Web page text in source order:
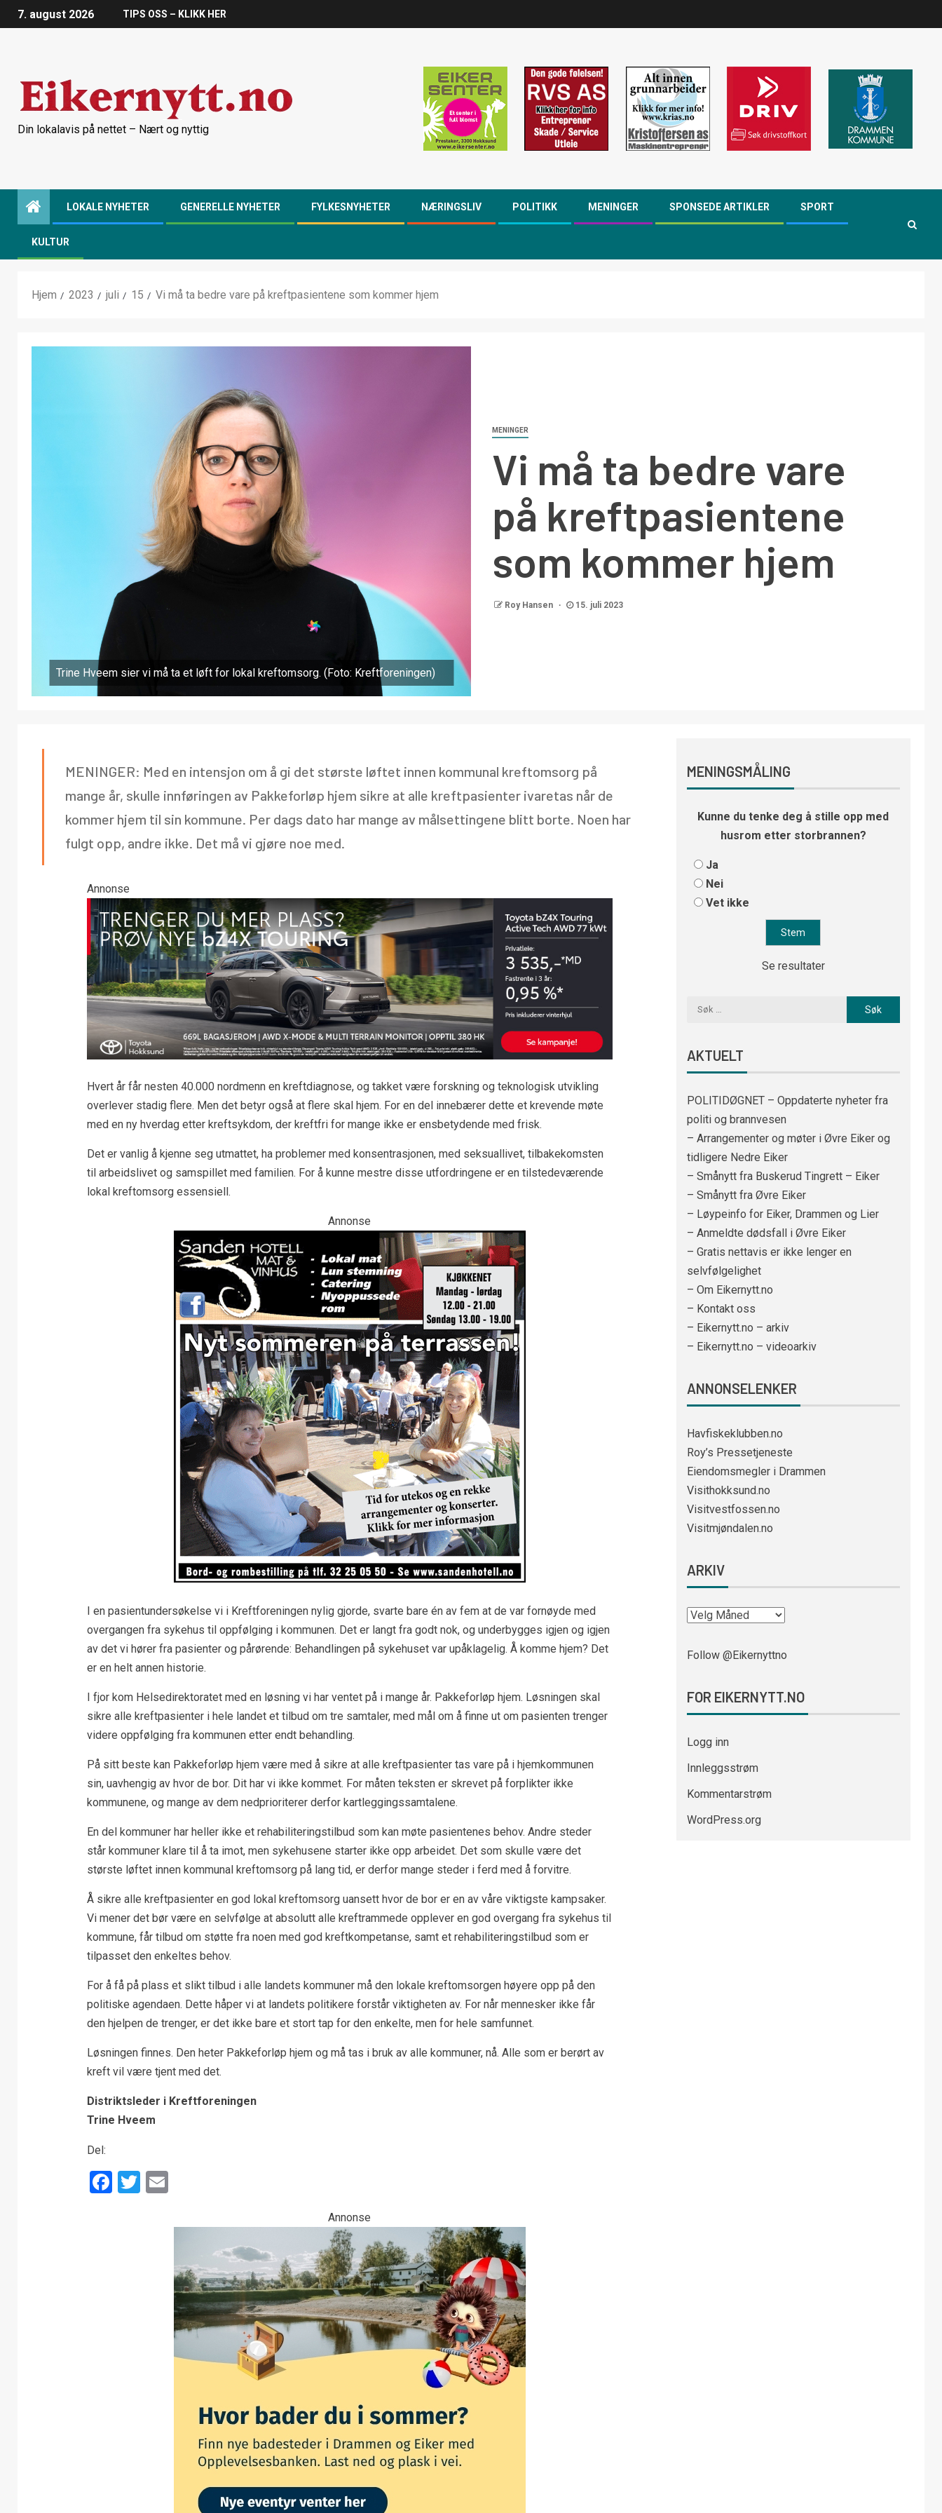
7. august 2026 TIPS OSS – KLIKK HER
Din lokalavis på nettet – Nært og nyttig
LOKALE NYHETER GENERELLE NYHETER FYLKESNYHETER NÆRINGSLIV POLITIKK MENINGER SPONSEDE ARTIKLER SPORT
KULTUR
Hjem 2023 juli 15 Vi må ta bedre vare på kreftpasientene som kommer hjem
Trine Hveem sier vi må ta et løft for lokal kreftomsorg. (Foto: Kreftforeningen)
MENINGER
Vi må ta bedre vare
på kreftpasientene
som kommer hjem
Roy Hansen 15. juli 2023
MENINGER: Med en intensjon om å gi det største løftet innen kommunal kreftomsorg på
mange år, skulle innføringen av Pakkeforløp hjem sikre at alle kreftpasienter ivaretas når de
kommer hjem til sin kommune. Per dags dato har mange av målsettingene blitt borte. Noen har
fulgt opp, andre ikke. Det må vi gjøre noe med.
Annonse
Hvert år får nesten 40.000 nordmenn en kreftdiagnose, og takket være forskning og teknologisk utvikling
overlever stadig flere. Men det betyr også at flere skal hjem. For en del innebærer dette et krevende møte
med en ny hverdag etter kreftsykdom, der kreftfri for mange ikke er ensbetydende med frisk.
Det er vanlig å kjenne seg utmattet, ha problemer med konsentrasjonen, med seksuallivet, tilbakekomsten
til arbeidslivet og samspillet med familien. For å kunne mestre disse utfordringene er en tilstedeværende
lokal kreftomsorg essensiell.
Annonse
I en pasientundersøkelse vi i Kreftforeningen nylig gjorde, svarte bare én av fem at de var fornøyde med
overgangen fra sykehus til oppfølging i kommunen. Det er langt fra godt nok, og underbygges igjen og igjen
av det vi hører fra pasienter og pårørende: Behandlingen på sykehuset var upåklagelig. Å komme hjem? Det
er en helt annen historie.
I fjor kom Helsedirektoratet med en løsning vi har ventet på i mange år. Pakkeforløp hjem. Løsningen skal
sikre alle kreftpasienter i hele landet et tilbud om tre samtaler, med mål om å finne ut om pasienten trenger
videre oppfølging fra kommunen etter endt behandling.
På sitt beste kan Pakkeforløp hjem være med å sikre at alle kreftpasienter tas vare på i hjemkommunen
sin, uavhengig av hvor de bor. Dit har vi ikke kommet. For måten teksten er skrevet på forplikter ikke
kommunene, og mange av dem nedprioriterer derfor kartleggingssamtalene.
En del kommuner har heller ikke et rehabiliteringstilbud som kan møte pasientenes behov. Andre steder
står kommuner klare til å ta imot, men sykehusene starter ikke opp arbeidet. Det som skulle være det
største løftet innen kommunal kreftomsorg på lang tid, er derfor mange steder i ferd med å forvitre.
Å sikre alle kreftpasienter en god lokal kreftomsorg uansett hvor de bor er en av våre viktigste kampsaker.
Vi mener det bør være en selvfølge at absolutt alle kreftrammede opplever en god overgang fra sykehus til
kommune, får tilbud om støtte fra noen med god kreftkompetanse, samt et rehabiliteringstilbud som er
tilpasset den enkeltes behov.
For å få på plass et slikt tilbud i alle landets kommuner må den lokale kreftomsorgen høyere opp på den
politiske agendaen. Dette håper vi at landets politikere forstår viktigheten av. For når mennesker ikke får
den hjelpen de trenger, er det ikke bare et stort tap for den enkelte, men for hele samfunnet.
Løsningen finnes. Den heter Pakkeforløp hjem og må tas i bruk av alle kommuner, nå. Alle som er berørt av
kreft vil være tjent med det.
Distriktsleder i Kreftforeningen
Trine Hveem
Del:
Facebook
Twitter
Email
Annonse
MENINGSMÅLING
Kunne du tenke deg å stille opp med
husrom etter storbrannen?
Ja
Nei
Vet ikke
Se resultater
AKTUELT
POLITIDØGNET – Oppdaterte nyheter fra
politi og brannvesen
– Arrangementer og møter i Øvre Eiker og
tidligere Nedre Eiker
– Smånytt fra Buskerud Tingrett – Eiker
– Smånytt fra Øvre Eiker
– Løypeinfo for Eiker, Drammen og Lier
– Anmeldte dødsfall i Øvre Eiker
– Gratis nettavis er ikke lenger en
selvfølgelighet
– Om Eikernytt.no
– Kontakt oss
– Eikernytt.no – arkiv
– Eikernytt.no – videoarkiv
ANNONSELENKER
Havfiskeklubben.no
Roy’s Pressetjeneste
Eiendomsmegler i Drammen
Visithokksund.no
Visitvestfossen.no
Visitmjøndalen.no
ARKIV
Follow @Eikernyttno
FOR EIKERNYTT.NO
Logg inn
Innleggsstrøm
Kommentarstrøm
WordPress.org